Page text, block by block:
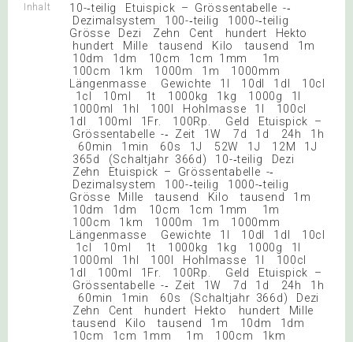
Inhalt
10-‐teilig Etuispick – Grössentabelle -‐
Dezimalsystem 100-‐teilig 1000-‐teilig
Grösse Dezi Zehn Cent hundert Hekto
hundert Mille tausend Kilo tausend 1m
10dm 1dm 10cm 1cm 1mm 1m
100cm 1km 1000m 1m 1000mm
Längenmasse Gewichte 1l 10dl 1dl 10cl
1cl 10ml 1t 1000kg 1kg 1000g 1l
1000ml 1hl 100l Hohlmasse 1l 100cl
1dl 100ml 1Fr. 100Rp. Geld Etuispick –
Grössentabelle -‐ Zeit 1W 7d 1d 24h 1h
60min 1min 60s 1J 52W 1J 12M 1J
365d (Schaltjahr 366d) 10-‐teilig Dezi
Zehn Etuispick – Grössentabelle -‐
Dezimalsystem 100-‐teilig 1000-‐teilig
Grösse Mille tausend Kilo tausend 1m
10dm 1dm 10cm 1cm 1mm 1m
100cm 1km 1000m 1m 1000mm
Längenmasse Gewichte 1l 10dl 1dl 10cl
1cl 10ml 1t 1000kg 1kg 1000g 1l
1000ml 1hl 100l Hohlmasse 1l 100cl
1dl 100ml 1Fr. 100Rp. Geld Etuispick –
Grössentabelle -‐ Zeit 1W 7d 1d 24h 1h
60min 1min 60s (Schaltjahr 366d) Dezi
Zehn Cent hundert Hekto hundert Mille
tausend Kilo tausend 1m 10dm 1dm
10cm 1cm 1mm 1m 100cm 1km